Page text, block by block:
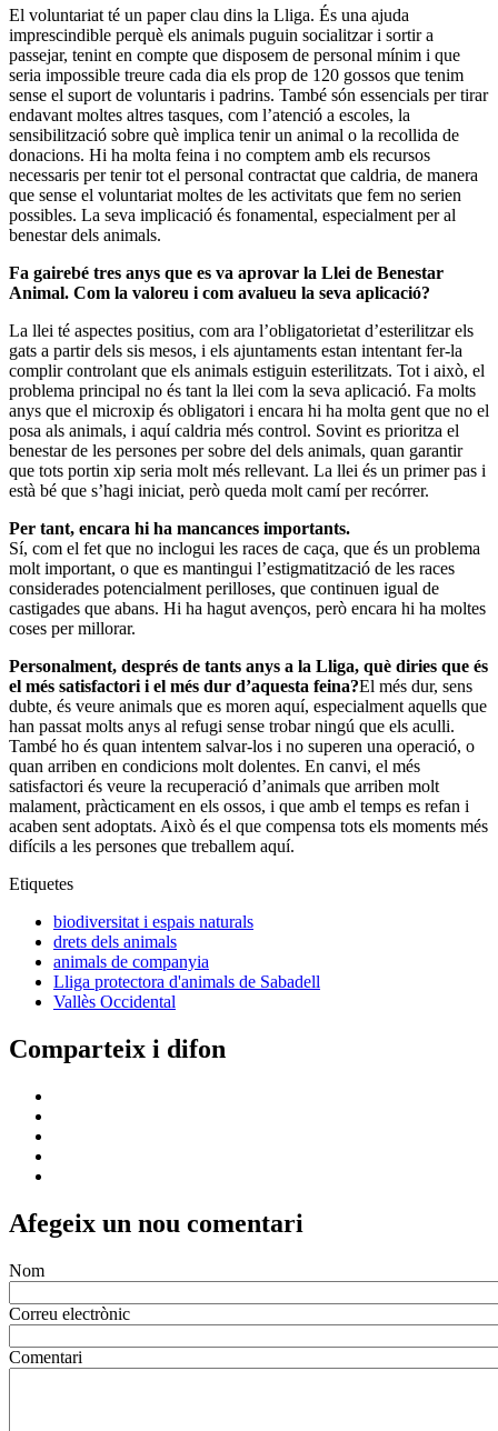
El voluntariat té un paper clau dins la Lliga. És una ajuda
imprescindible perquè els animals puguin socialitzar i sortir a
passejar, tenint en compte que disposem de personal mínim i que
seria impossible treure cada dia els prop de 120 gossos que tenim
sense el suport de voluntaris i padrins. També són essencials per tirar
endavant moltes altres tasques, com l’atenció a escoles, la
sensibilització sobre què implica tenir un animal o la recollida de
donacions. Hi ha molta feina i no comptem amb els recursos
necessaris per tenir tot el personal contractat que caldria, de manera
que sense el voluntariat moltes de les activitats que fem no serien
possibles. La seva implicació és fonamental, especialment per al
benestar dels animals.
Fa gairebé tres anys que es va aprovar la Llei de Benestar
Animal. Com la valoreu i com avalueu la seva aplicació?
La llei té aspectes positius, com ara l’obligatorietat d’esterilitzar els
gats a partir dels sis mesos, i els ajuntaments estan intentant fer-la
complir controlant que els animals estiguin esterilitzats. Tot i això, el
problema principal no és tant la llei com la seva aplicació. Fa molts
anys que el microxip és obligatori i encara hi ha molta gent que no el
posa als animals, i aquí caldria més control. Sovint es prioritza el
benestar de les persones per sobre del dels animals, quan garantir
que tots portin xip seria molt més rellevant. La llei és un primer pas i
està bé que s’hagi iniciat, però queda molt camí per recórrer.
Per tant, encara hi ha mancances importants.
Sí, com el fet que no inclogui les races de caça, que és un problema
molt important, o que es mantingui l’estigmatització de les races
considerades potencialment perilloses, que continuen igual de
castigades que abans. Hi ha hagut avenços, però encara hi ha moltes
coses per millorar.
Personalment, després de tants anys a la Lliga, què diries que és
el més satisfactori i el més dur d’aquesta feina?El més dur, sens
dubte, és veure animals que es moren aquí, especialment aquells que
han passat molts anys al refugi sense trobar ningú que els aculli.
També ho és quan intentem salvar-los i no superen una operació, o
quan arriben en condicions molt dolentes. En canvi, el més
satisfactori és veure la recuperació d’animals que arriben molt
malament, pràcticament en els ossos, i que amb el temps es refan i
acaben sent adoptats. Això és el que compensa tots els moments més
difícils a les persones que treballem aquí.
Etiquetes
biodiversitat i espais naturals
drets dels animals
animals de companyia
Lliga protectora d'animals de Sabadell
Vallès Occidental
Comparteix i difon
Afegeix un nou comentari
Nom
Correu electrònic
Comentari